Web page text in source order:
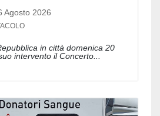
Agosto 2026
in città domenica 20
intervento il Concerto...